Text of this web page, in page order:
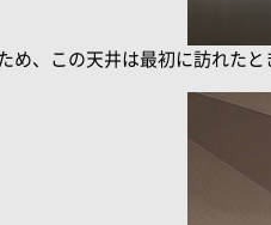
め、この天井は最初に訪れた